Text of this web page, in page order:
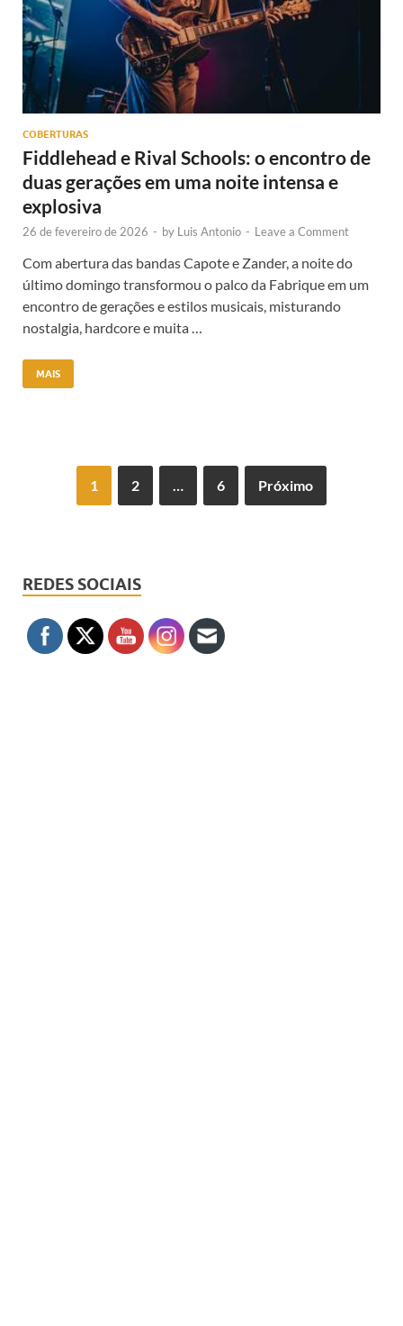
COBERTURAS
Fiddlehead e Rival Schools: o encontro de
duas gerações em uma noite intensa e
explosiva
26 de fevereiro de 2026 - by Luis Antonio - Leave a Comment
Com abertura das bandas Capote e Zander, a noite do
último domingo transformou o palco da Fabrique em um
encontro de gerações e estilos musicais, misturando
nostalgia, hardcore e muita …
MAIS
1 2 6 Próximo
REDES SOCIAIS